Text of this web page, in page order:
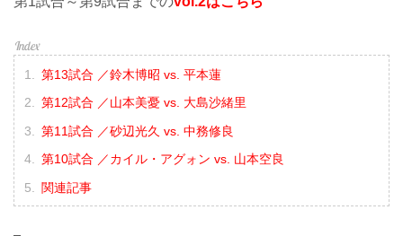
第13試合 ／鈴木博昭 vs. 平本蓮
第12試合 ／山本美憂 vs. 大島沙緒里
第11試合 ／砂辺光久 vs. 中務修良
第10試合 ／カイル・アグォン vs. 山本空良
関連記事